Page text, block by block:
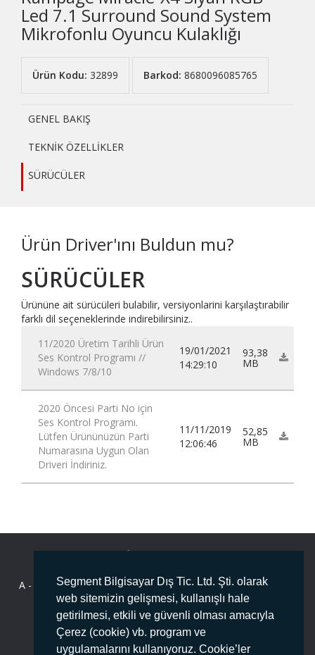
Segment Bilgisayar Dış Tic. Ltd. Şti. olarak
web sitemizin gelişmesi, kullanışlı hale
getirilmesi, etkili ve güvenli olması amacıyla
Çerez (cookie) vb. program ve
uygulamalarını kullanıyoruz. Cookie’ler
Led 7.1 Surround Sound System
Mikrofonlu Oyuncu Kulaklığı
Ürün Kodu: 32899 Barkod: 8680096085765
GENEL BAKIŞ
TEKNİK ÖZELLİKLER
SÜRÜCÜLER
Ürün Driver'ını Buldun mu?
SÜRÜCÜLER
Ürününe ait sürücüleri bulabilir, versiyonlarini karşılaştırabilir
farklı dil seçeneklerinde indirebilirsiniz..
11/2020 Üretim Tarihli Ürün
Ses Kontrol Programı //
Windows 7/8/10
19/01/2021
14:29:10
93,38
MB
2020 Öncesi Parti No için
Ses Kontrol Programı.
Lütfen Ürününüzün Parti
Numarasına Uygun Olan
Driveri İndiriniz.
11/11/2019
12:06:46
52,85
MB
A -
Deliklikaya Mahallesi Fersah Caddesi No:136 İç Kapı No :1
ARNAVUTKÖY/İSTANBUL PK:34555
T -444 78 99